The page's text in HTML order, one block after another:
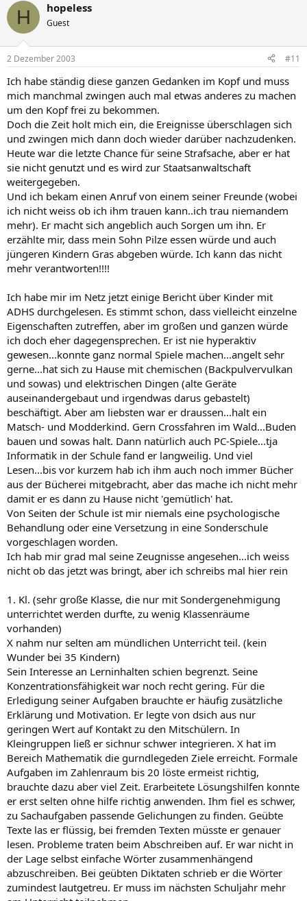
H hopeless
Guest
2 Dezember 2003 #11
Ich habe ständig diese ganzen Gedanken im Kopf und muss
mich manchmal zwingen auch mal etwas anderes zu machen
um den Kopf frei zu bekommen.
Doch die Zeit holt mich ein, die Ereignisse überschlagen sich
und zwingen mich dann doch wieder darüber nachzudenken.
Heute war die letzte Chance für seine Strafsache, aber er hat
sie nicht genutzt und es wird zur Staatsanwaltschaft
weitergegeben.
Und ich bekam einen Anruf von einem seiner Freunde (wobei
ich nicht weiss ob ich ihm trauen kann..ich trau niemandem
mehr). Er macht sich angeblich auch Sorgen um ihn. Er
erzählte mir, dass mein Sohn Pilze essen würde und auch
jüngeren Kindern Gras abgeben würde. Ich kann das nicht
mehr verantworten!!!!
Ich habe mir im Netz jetzt einige Bericht über Kinder mit
ADHS durchgelesen. Es stimmt schon, dass vielleicht einzelne
Eigenschaften zutreffen, aber im großen und ganzen würde
ich doch eher dagegensprechen. Er ist nie hyperaktiv
gewesen...konnte ganz normal Spiele machen...angelt sehr
gerne...hat sich zu Hause mit chemischen (Backpulvervulkan
und sowas) und elektrischen Dingen (alte Geräte
auseinandergebaut und irgendwas darus gebastelt)
beschäftigt. Aber am liebsten war er draussen...halt ein
Matsch- und Modderkind. Gern Crossfahren im Wald...Buden
bauen und sowas halt. Dann natürlich auch PC-Spiele...tja
Informatik in der Schule fand er langweilig. Und viel
Lesen...bis vor kurzem hab ich ihm auch noch immer Bücher
aus der Bücherei mitgebracht, aber das mache ich nicht mehr
damit er es dann zu Hause nicht 'gemütlich' hat.
Von Seiten der Schule ist mir niemals eine psychologische
Behandlung oder eine Versetzung in eine Sonderschule
vorgeschlagen worden.
Ich hab mir grad mal seine Zeugnisse angesehen...ich weiss
nicht ob das jetzt was bringt, aber ich schreibs mal hier rein
1. Kl. (sehr große Klasse, die nur mit Sondergenehmigung
unterrichtet werden durfte, zu wenig Klassenräume
vorhanden)
X nahm nur selten am mündlichen Unterricht teil. (kein
Wunder bei 35 Kindern)
Sein Interesse an Lerninhalten schien begrenzt. Seine
Konzentrationsfähigkeit war noch recht gering. Für die
Erledigung seiner Aufgaben brauchte er häufig zusätzliche
Erklärung und Motivation. Er legte von dsich aus nur
geringen Wert auf Kontakt zu den Mitschülern. In
Kleingruppen ließ er sichnur schwer integrieren. X hat im
Bereich Mathematik die gurndlegeden Ziele erreicht. Formale
Aufgaben im Zahlenraum bis 20 löste ermeist richtig,
brauchte dazu aber viel Zeit. Erarbeitete Lösungshilfen konnte
er erst selten ohne hilfe richtig anwenden. Ihm fiel es schwer,
zu Sachaufgaben passende Gelichungen zu finden. Geübte
Texte las er flüssig, bei fremden Texten müsste er genauer
lesen. Probleme traten beim Abschreiben auf. Er war nicht in
der Lage selbst einfache Wörter zusammenhängend
abzuschreiben. Bei geübten Diktaten schrieb er die Wörter
zumindest lautgetreu. Er muss im nächsten Schuljahr mehr